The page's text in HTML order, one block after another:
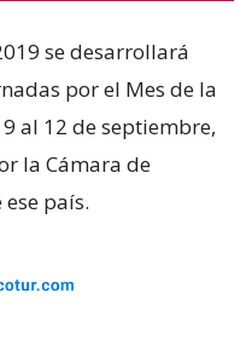
se desarrollará
por el Mes de la
al 12 de septiembre,
la Cámara de
país.